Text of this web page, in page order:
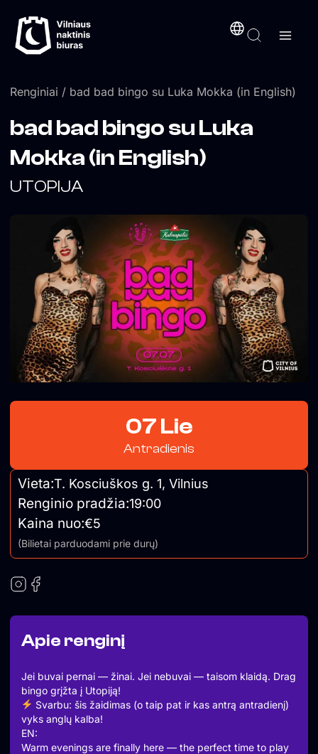
prie
turinio
Renginiai / bad bad bingo su Luka Mokka (in English)
Apie renginį
Jei buvai pernai — žinai. Jei nebuvai — taisom klaidą. Drag
bingo grįžta į Utopiją!
Svarbu: šis žaidimas (o taip pat ir kas antrą antradienį)
vyks anglų kalba!
EN:
Warm evenings are finally here — the perfect time to play
bad bad bingo su Luka
Mokka (in English)
UTOPIJA
07 Lie
Antradienis
Vieta:T. Kosciuškos g. 1, Vilnius
Renginio pradžia:19:00
Kaina nuo:€5
(Bilietai parduodami prie durų)